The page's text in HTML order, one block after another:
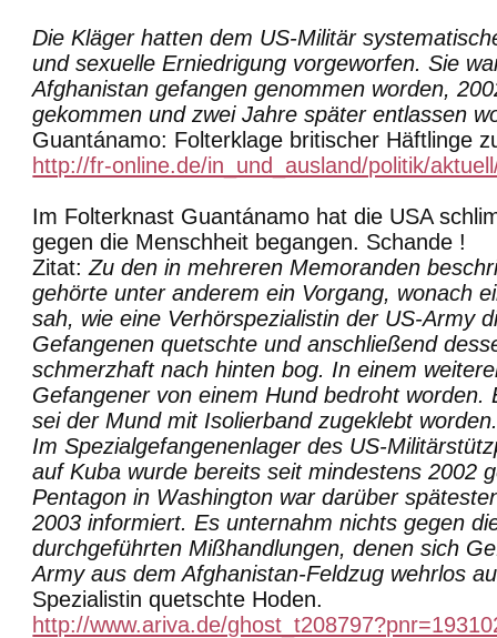
Die Kläger hatten dem US-Militär
und sexuelle Erniedrigung vorgeworfen. Sie
Afghanistan gefangen genommen worden,
gekommen und zwei Jahre später entlassen
Guantánamo: Folterklage britischer Häftlinge
http://fr-online.de/in_und_ausland/politik/
Im Folterknast Guantánamo hat die USA
gegen die Menschheit begangen. Schande !
Zitat:Zu den in mehreren Memoranden
gehörte unter anderem ein Vorgang, wonach
sah, wie eine Verhörspezialistin der US-Army
Gefangenen quetschte und anschließend
schmerzhaft nach hinten bog. In einem
Gefangener von einem Hund bedroht worden.
sei der Mund mit Isolierband zugeklebt
Im Spezialgefangenenlager des US-
auf Kuba wurde bereits seit mindestens 2002
Pentagon in Washington war darüber
2003 informiert. Es unternahm nichts gegen
durchgeführten Mißhandlungen, denen sich
Army aus dem Afghanistan-Feldzug wehrlos
Spezialistin quetschte Hoden.
http://www.ariva.de/